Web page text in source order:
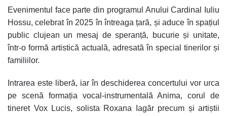
Evenimentul face parte din programul Anului Cardinal Iuliu
Hossu, celebrat în 2025 în întreaga țară, și aduce în spațiul
public clujean un mesaj de speranță, bucurie și unitate,
într-o formă artistică actuală, adresată în special tinerilor și
familiilor.
Intrarea este liberă, iar în deschiderea concertului vor urca
pe scenă formația vocal-instrumentală Anima, corul de
tineret Vox Lucis, solista Roxana Iagăr precum și artiștii